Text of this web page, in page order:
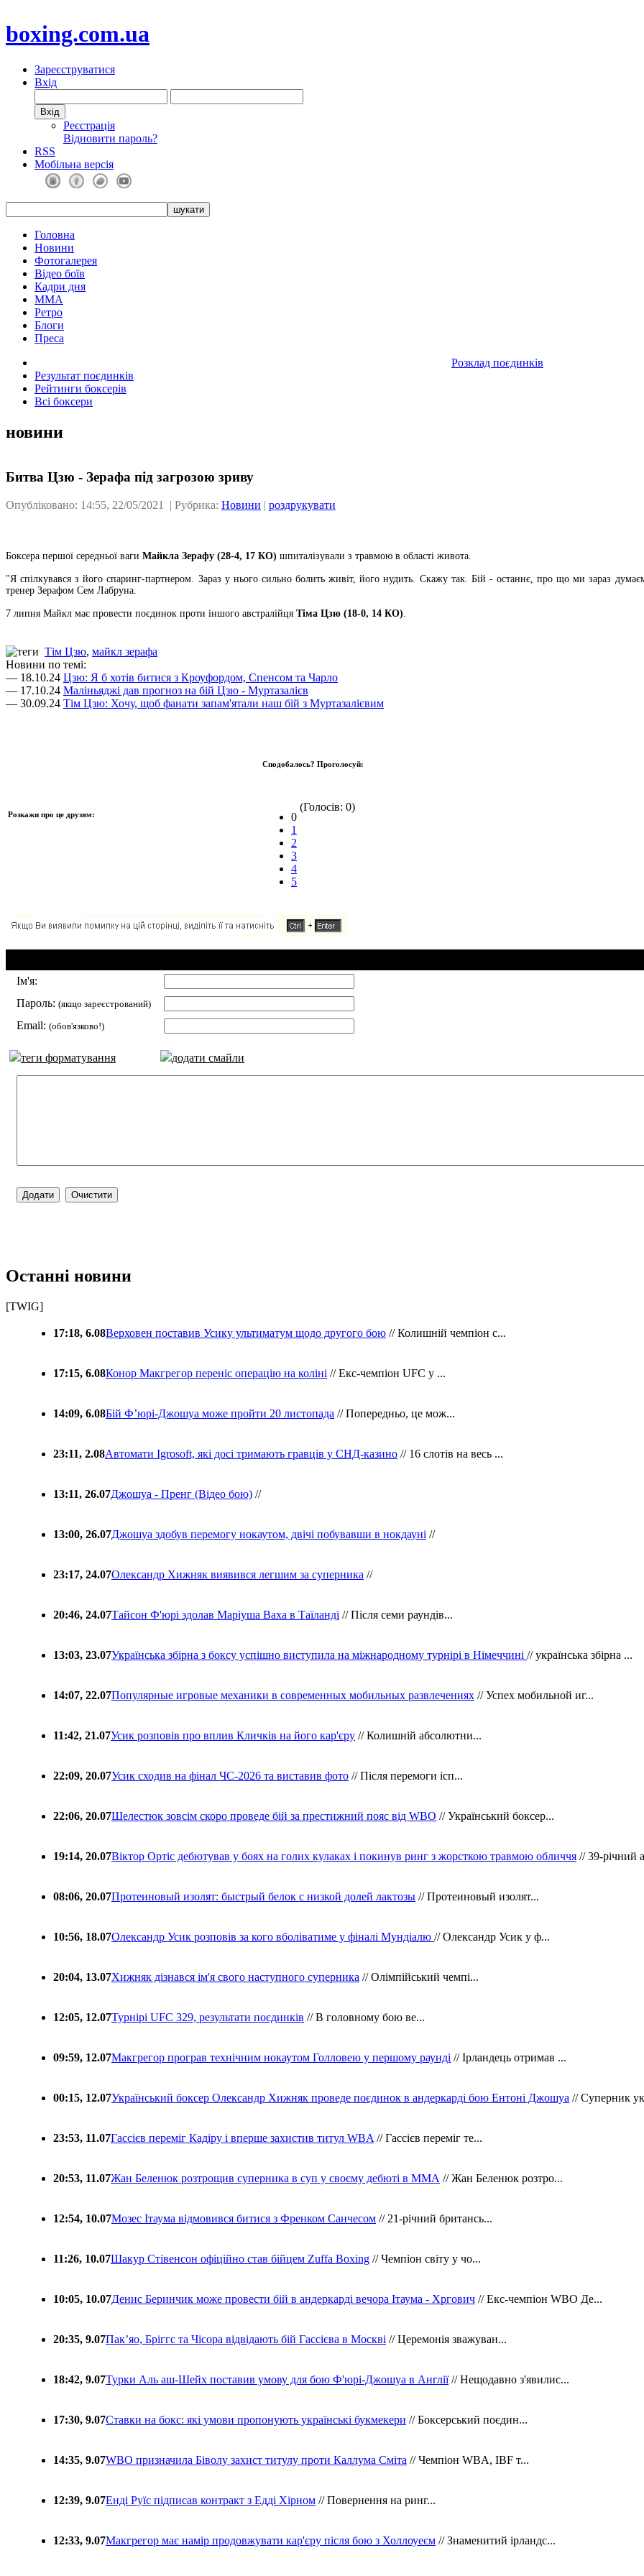
boxing.com.ua
Зареєструватися
Вхід
Реєстрація
Відновити пароль?
RSS
Мобільна версія
Головна
Новини
Фотогалерея
Відео боїв
Кадри дня
ММА
Ретро
Блоги
Преса
Розклад поєдинків
Результат поєдинків
Рейтинги боксерів
Всі боксери
новини
Битва Цзю - Зерафа під загрозою зриву
Опубліковано: 14:55, 22/05/2021 | Рубрика: Новини | роздрукувати
Боксера першої середньої ваги Майкла Зерафу (28-4, 17 КО) шпиталізували з травмою в області живота.
"Я спілкувався з його спаринг-партнером. Зараз у нього сильно болить живіт, його нудить. Скажу так. Бій - останнє, про що ми зараз
тренер Зерафом Сем Лабруна.
7 липня Майкл має провести поєдинок проти іншого австралійця Тіма Цзю (18-0, 14 КО)
Тім Цзю, майкл зерафа
Новини по темі:
— 18.10.24 Цзю: Я б хотів битися з Кроуфордом, Спенсом та Чарло
— 17.10.24 Маліньяджі дав прогноз на бій Цзю - Муртазалієв
— 30.09.24 Тім Цзю: Хочу, щоб фанати запам'ятали наш бій з Муртазалієвим
Розкажи про це друзям:
Сподобалось? Проголосуй:
0
1
2
3
4
5
(Голосів: 0)
Ім'я:
Пароль: (якщо зареєстрований)
Email: (обов'язково!)
теги форматування додати смайли
Останні новини
[TWIG]
17:18, 6.08Верховен поставив Усику ультиматум щодо другого бою // Колишній чемпіон с...
17:15, 6.08Конор Макгрегор переніс операцію на коліні // Екс-чемпіон UFC у ...
14:09, 6.08Бій Ф’юрі-Джошуа може пройти 20 листопада // Попередньо, це мож...
23:11, 2.08Автомати Igrosoft, які досі тримають гравців у СНД-казино // 16 слотів на весь ...
13:11, 26.07Джошуа - Пренг (Відео бою) //
13:00, 26.07Джошуа здобув перемогу нокаутом, двічі побувавши в нокдауні //
23:17, 24.07Олександр Хижняк виявився легшим за суперника //
20:46, 24.07Тайсон Ф'юрі здолав Маріуша Ваха в Таїланді // Після семи раундів...
13:03, 23.07Українська збірна з боксу успішно виступила на міжнародному турнірі в Німеччині // українська збірна ...
14:07, 22.07Популярные игровые механики в современных мобильных развлечениях // Успех мобильной иг...
11:42, 21.07Усик розповів про вплив Кличків на його кар'єру // Колишній абсолютни...
22:09, 20.07Усик сходив на фінал ЧС-2026 та виставив фото // Після перемоги ісп...
22:06, 20.07Шелестюк зовсім скоро проведе бій за престижний пояс від WBO // Український боксер...
19:14, 20.07Віктор Ортіс дебютував у боях на голих кулаках і покинув ринг з жорсткою травмою обличчя // 39-річний
08:06, 20.07Протеиновый изолят: быстрый белок с низкой долей лактозы // Протеиновый изолят...
10:56, 18.07Олександр Усик розповів за кого вболіватиме у фіналі Мундіалю // Олександр Усик у ф...
20:04, 13.07Хижняк дізнався ім'я свого наступного суперника // Олімпійський чемпі...
12:05, 12.07Турнірі UFC 329, результати поєдинків // В головному бою ве...
09:59, 12.07Макгрегор програв технічним нокаутом Голловею у першому раунді // Ірландець отримав ...
00:15, 12.07Український боксер Олександр Хижняк проведе поєдинок в андеркарді бою Ентоні Джошуа // Суперник
23:53, 11.07Гассієв переміг Кадіру і вперше захистив титул WBA // Гассієв переміг те...
20:53, 11.07Жан Беленюк розтрощив суперника в суп у своєму дебюті в ММА // Жан Беленюк розтро...
12:54, 10.07Мозес Ітаума відмовився битися з Френком Санчесом // 21-річний британсь...
11:26, 10.07Шакур Стівенсон офіційно став бійцем Zuffa Boxing // Чемпіон світу у чо...
10:05, 10.07Денис Беринчик може провести бій в андеркарді вечора Ітаума - Хргович // Екс-чемпіон WBO Де...
20:35, 9.07Пакʼяо, Бріггс та Чісора відвідають бій Гассієва в Москві // Церемонія зважуван...
18:42, 9.07Турки Аль аш-Шейх поставив умову для бою Ф'юрі-Джошуа в Англії// Нещодавно з'явилис...
17:30, 9.07Ставки на бокс: які умови пропонують українські букмекери // Боксерський поєдин...
14:35, 9.07WBO призначила Біволу захист титулу проти Каллума Сміта // Чемпіон WBA, IBF т...
12:39, 9.07Енді Руїс підписав контракт з Едді Хірном // Повернення на ринг...
12:33, 9.07Макгрегор має намір продовжувати кар'єру після бою з Холлоуеєм // Знаменитий ірландс...